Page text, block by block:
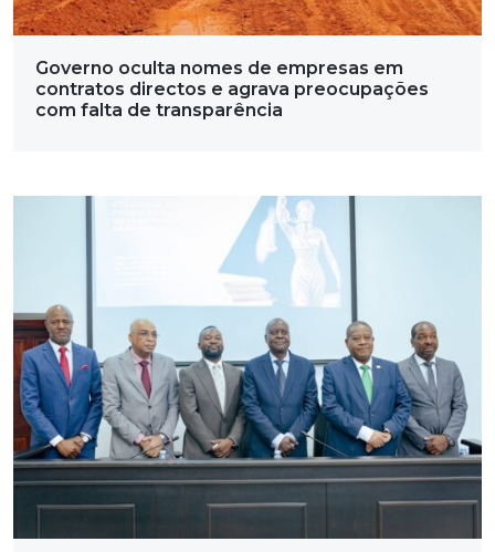
Governo oculta nomes de empresas em
contratos directos e agrava preocupações
com falta de transparência